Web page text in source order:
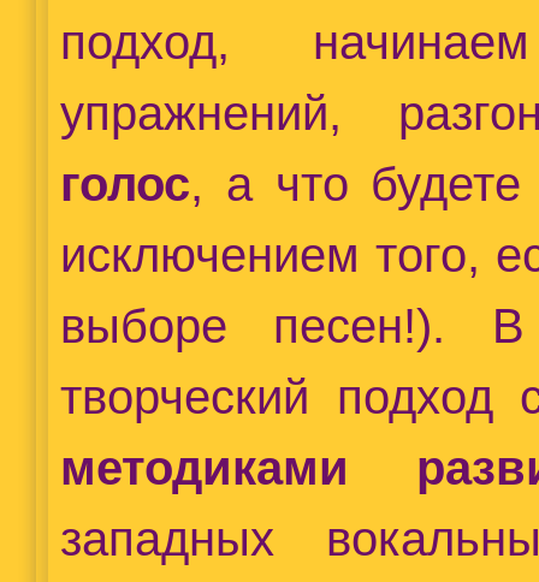
подход,
упражнений,
голос, а что
исключением того,
выборе песен!).
творческий
методиками
западных